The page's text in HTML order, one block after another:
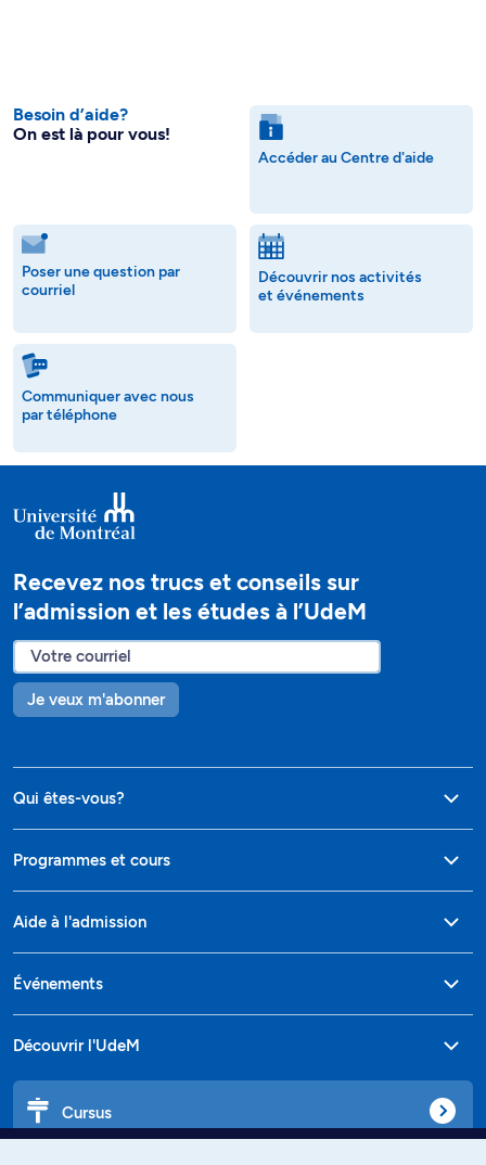
Besoin d’aide?
On est là pour vous!
Accéder au Centre d'aide
Poser une question par
courriel
Découvrir nos activités
et événements
Communiquer avec nous
par téléphone
Recevez nos trucs et conseils sur
l’admission et les études à l’UdeM
Je veux m'abonner
Qui êtes-vous?
Programmes et cours
Aide à l'admission
Événements
Découvrir l'UdeM
Cursus